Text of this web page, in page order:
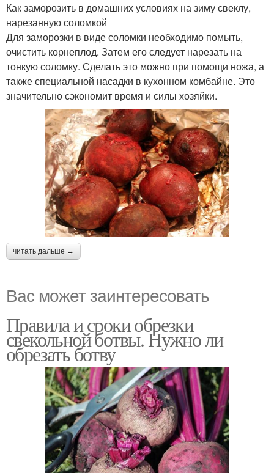
Как заморозить в домашних условиях на зиму свеклу,
нарезанную соломкой
Для заморозки в виде соломки необходимо помыть,
очистить корнеплод. Затем его следует нарезать на
тонкую соломку. Сделать это можно при помощи ножа, а
также специальной насадки в кухонном комбайне. Это
значительно сэкономит время и силы хозяйки.
читать дальше →
Вас может заинтересовать
Правила и сроки обрезки
свекольной ботвы. Нужно ли
обрезать ботву